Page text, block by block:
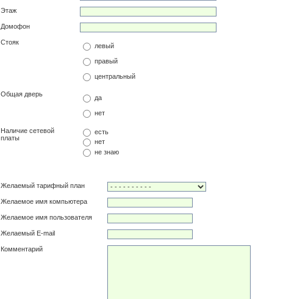
Этаж
Домофон
Стояк левый
правый
центральный
Общая дверь да
нет
Наличие сетевой
платы
есть
нет
не знаю
Желаемый тарифный план
Желаемое имя компьютера
Желаемое имя пользователя
Желаемый E-mail
Комментарий